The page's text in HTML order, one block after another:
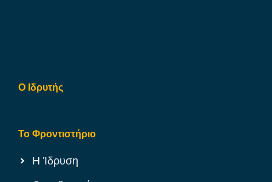
Ο Ιδρυτής
Το Φροντιστήριο
Η Ίδρυση